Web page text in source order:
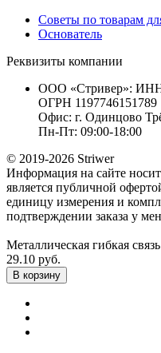
Советы по товарам
Основатель
Реквизиты компании
ООО «Стривер»: ИНН
ОГРН 1197746151789
Офис: г. Одинцово
Пн-Пт: 09:00-18:00
© 2019-2026 Striwer
Информация на сайте
является публичной
единицу измерения и
подтверждении заказа у
Металлическая гибкая
29.10 руб.
В корзину